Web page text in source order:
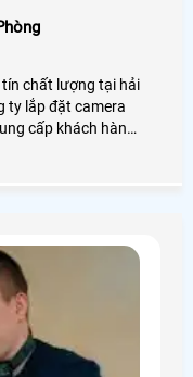
chất lượng tại hải
ty lắp đặt camera